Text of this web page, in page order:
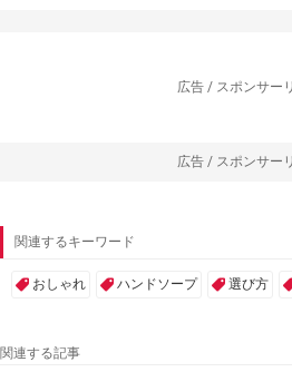
広告 / スポンサー
広告 / スポンサー
関連するキーワード
おしゃれ ハンドソープ 選び方
関連する記事